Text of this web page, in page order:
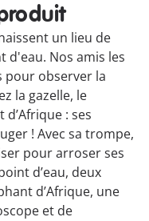
un lieu de
d'eau. Nos amis les
pour observer la
la gazelle, le
: ses
! Avec sa trompe,
pour arroser ses
d’eau, deux
d’Afrique, une
et de